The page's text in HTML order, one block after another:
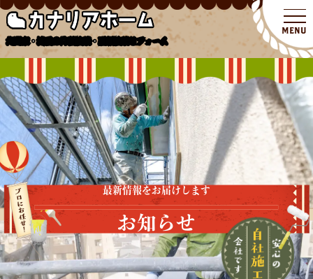
北関東・埼玉の外壁塗装・屋根塗装リフォーム
最新情報をお届けします
お知らせ